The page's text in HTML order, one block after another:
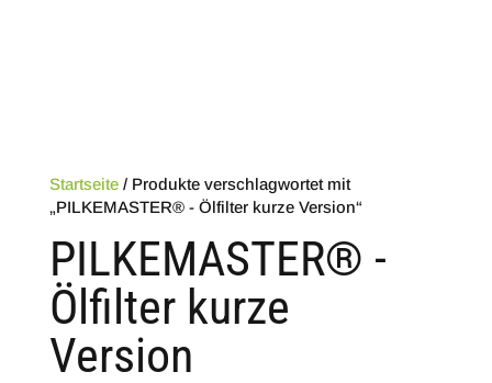
Startseite/ Produkte verschlagwortet mit
„PILKEMASTER® - Ölfilter kurze Version“
PILKEMASTER® -
Ölfilter kurze
Version